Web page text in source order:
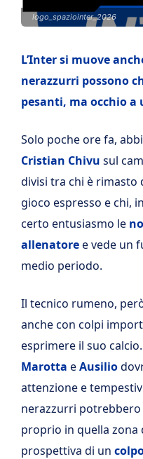
logo_spaziointer_2026
L’Inter si muove
nerazzurri possono
pesanti, ma occhio
Solo poche ore fa,
Cristian Chivu sul
divisi tra chi è rimasto
gioco espresso e chi,
certo entusiasmo le
allenatoree vede un
medio periodo.
Il tecnico rumeno,
anche con colpi
esprimere il suo
Marotta eAusilio
attenzione e
nerazzurri
proprio in quella zona
prospettiva di un